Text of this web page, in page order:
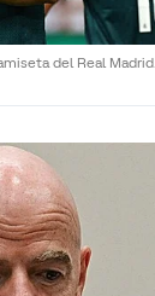
del Real Madrid.